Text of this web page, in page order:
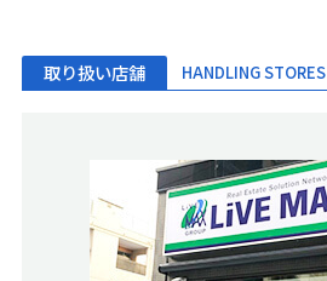
取り扱い店舗 HANDLING STORES